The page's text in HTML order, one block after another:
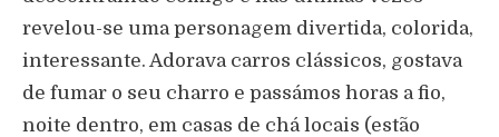
revelou-se uma personagem divertida, colorida,
interessante. Adorava carros clássicos, gostava
de fumar o seu charro e passámos horas a fio,
noite dentro, em casas de chá locais (estão